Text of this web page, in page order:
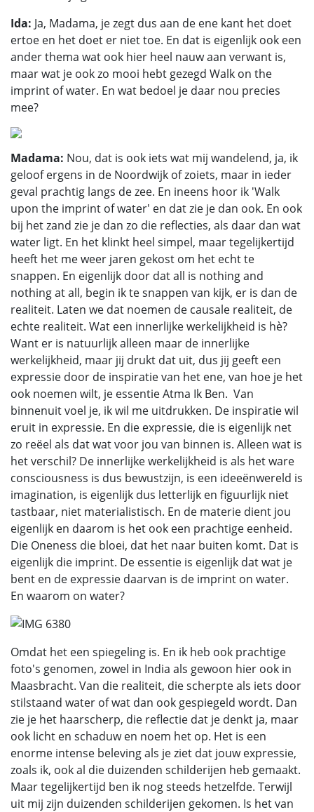
Ida: Ja, Madama, je zegt dus aan de ene kant het doet
ertoe en het doet er niet toe. En dat is eigenlijk ook een
ander thema wat ook hier heel nauw aan verwant is,
maar wat je ook zo mooi hebt gezegd Walk on the
imprint of water. En wat bedoel je daar nou precies
mee?
Madama: Nou, dat is ook iets wat mij wandelend, ja, ik
geloof ergens in de Noordwijk of zoiets, maar in ieder
geval prachtig langs de zee. En ineens hoor ik 'Walk
upon the imprint of water' en dat zie je dan ook. En ook
bij het zand zie je dan zo die reflecties, als daar dan wat
water ligt. En het klinkt heel simpel, maar tegelijkertijd
heeft het me weer jaren gekost om het echt te
snappen. En eigenlijk door dat all is nothing and
nothing at all, begin ik te snappen van kijk, er is dan de
realiteit. Laten we dat noemen de causale realiteit, de
echte realiteit. Wat een innerlijke werkelijkheid is hè?
Want er is natuurlijk alleen maar de innerlijke
werkelijkheid, maar jij drukt dat uit, dus jij geeft een
expressie door de inspiratie van het ene, van hoe je het
ook noemen wilt, je essentie Atma Ik Ben. Van
binnenuit voel je, ik wil me uitdrukken. De inspiratie wil
eruit in expressie. En die expressie, die is eigenlijk net
zo reëel als dat wat voor jou van binnen is. Alleen wat is
het verschil? De innerlijke werkelijkheid is als het ware
consciousness is dus bewustzijn, is een ideeënwereld is
imagination, is eigenlijk dus letterlijk en figuurlijk niet
tastbaar, niet materialistisch. En de materie dient jou
eigenlijk en daarom is het ook een prachtige eenheid.
Die Oneness die bloei, dat het naar buiten komt. Dat is
eigenlijk die imprint. De essentie is eigenlijk dat wat je
bent en de expressie daarvan is de imprint on water.
En waarom on water?
Omdat het een spiegeling is. En ik heb ook prachtige
foto's genomen, zowel in India als gewoon hier ook in
Maasbracht. Van die realiteit, die scherpte als iets door
stilstaand water of wat dan ook gespiegeld wordt. Dan
zie je het haarscherp, die reflectie dat je denkt ja, maar
ook licht en schaduw en noem het op. Het is een
enorme intense beleving als je ziet dat jouw expressie,
zoals ik, ook al die duizenden schilderijen heb gemaakt.
Maar tegelijkertijd ben ik nog steeds hetzelfde. Terwijl
uit mij zijn duizenden schilderijen gekomen. Is het van